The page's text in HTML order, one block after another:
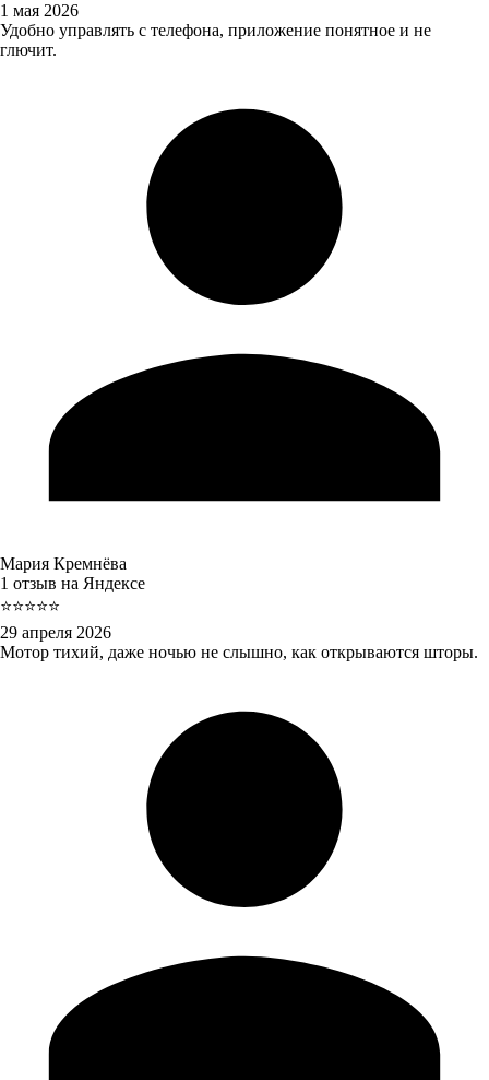
1 мая 2026
Удобно управлять с телефона, приложение понятное и не
глючит.
Мария Кремнёва
1 отзыв на Яндексе
⭐⭐⭐⭐⭐
29 апреля 2026
Мотор тихий, даже ночью не слышно, как открываются шторы.